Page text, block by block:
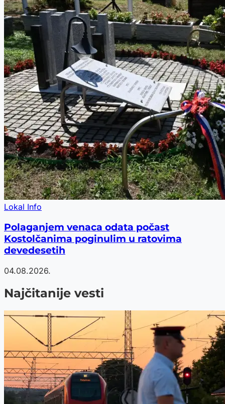
Lokal Info
Polaganjem venaca odata počast
Kostolčanima poginulim u ratovima
devedesetih
04.08.2026.
Najčitanije vesti